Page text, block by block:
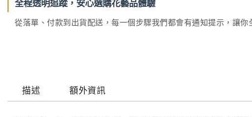
全程透明追蹤，安心選購花藝品體驗
從落單、付款到出貨配送，每一個步驟我們都會有通知提示，讓
描述 額外資訊